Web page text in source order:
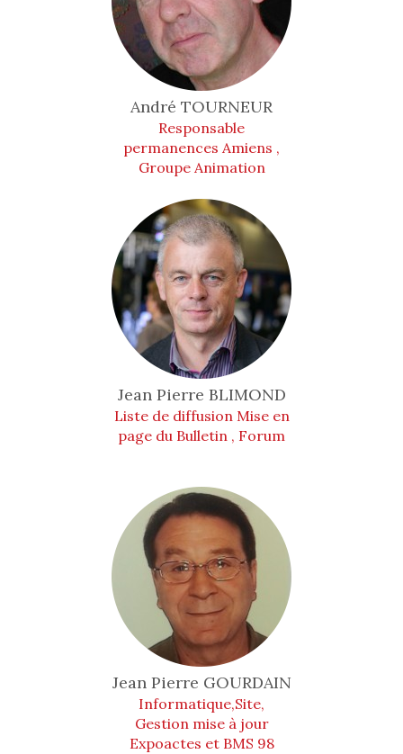
André TOURNEUR
Responsable
permanences Amiens ,
Groupe Animation
Jean Pierre BLIMOND
Liste de diffusion Mise en
page du Bulletin , Forum
Jean Pierre GOURDAIN
Informatique,Site,
Gestion mise à jour
Expoactes et BMS 98